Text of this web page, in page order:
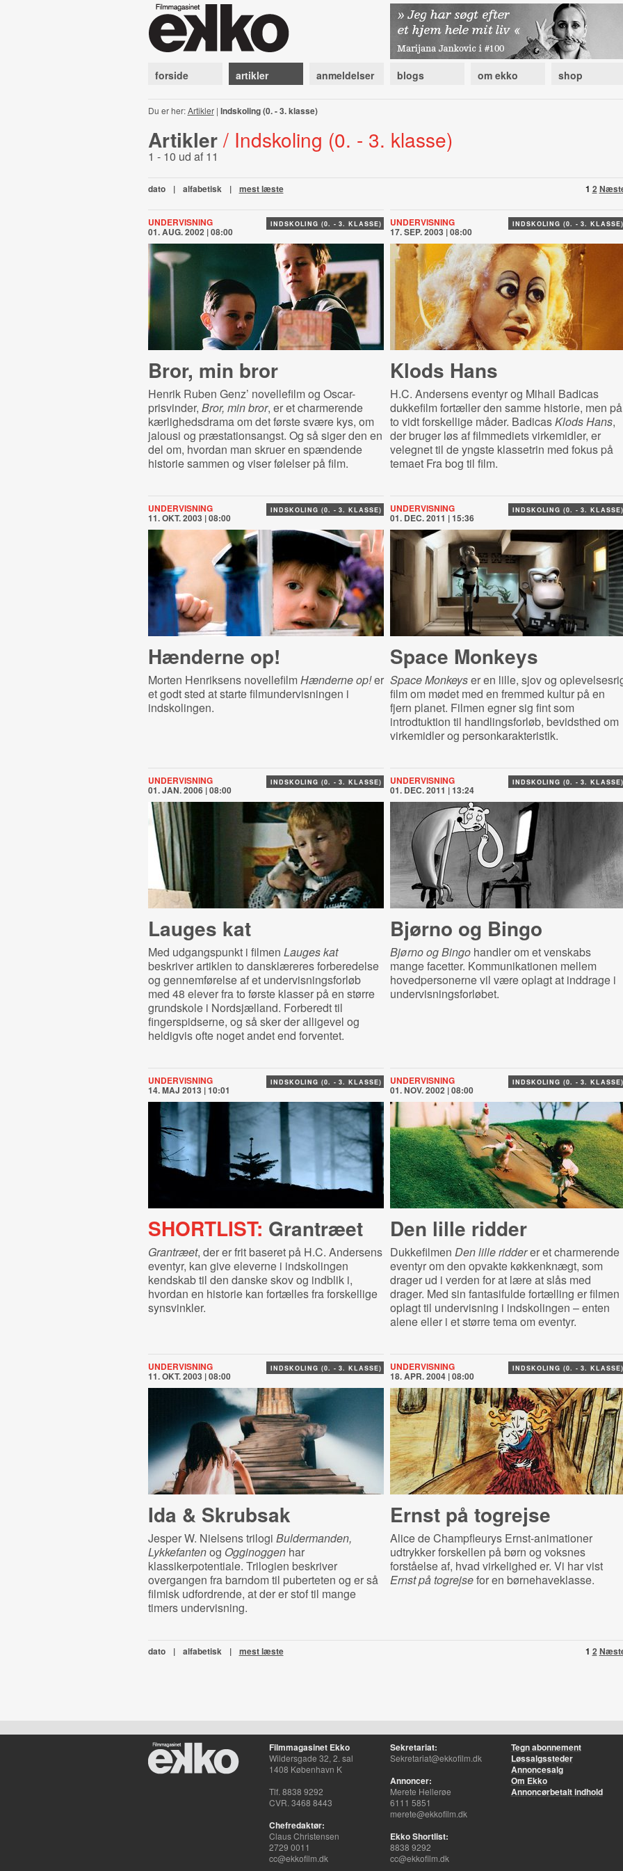
forside artikler anmeldelser blogs om ekko shop
Du er her:Artikler| Indskoling (0. - 3. klasse)
Artikler / Indskoling (0. - 3. klasse)
1 - 10 ud af 11
1 2
dato | alfabetisk | mest læste
INDSKOLING (0. - 3. KLASSE)
UNDERVISNING
01. AUG. 2002 | 08:00
Bror, min bror
Henrik Ruben Genz’ novellefilm og Oscar-
prisvinder, Bror, min bror, er et charmerende
kærlighedsdrama om det første svære kys, om
jalousi og præstationsangst. Og så siger den en
del om, hvordan man skruer en spændende
historie sammen og viser følelser på film.
INDSKOLING (0. - 3. KLASSE)
UNDERVISNING
17. SEP. 2003 | 08:00
Klods Hans
H.C. Andersens eventyr og Mihail Badicas
dukkefilm fortæller den samme historie, men på
to vidt forskellige måder. BadicasKlods Hans,
der bruger løs af filmmediets virkemidler, er
velegnet til de yngste klassetrin med fokus på
temaet Fra bog til film.
INDSKOLING (0. - 3. KLASSE)
UNDERVISNING
11. OKT. 2003 | 08:00
Hænderne op!
Morten Henriksens novellefilmHænderne op!er
et godt sted at starte filmundervisningen i
indskolingen.
INDSKOLING (0. - 3. KLASSE)
UNDERVISNING
01. DEC. 2011 | 15:36
Space Monkeys
Space Monkeyser en lille, sjov og
film om mødet med en fremmed kultur på en
fjern planet. Filmen egner sig fint som
introdtuktion til handlingsforløb, bevidsthed om
virkemidler og personkarakteristik.
INDSKOLING (0. - 3. KLASSE)
UNDERVISNING
01. JAN. 2006 | 08:00
Lauges kat
Med udgangspunkt i filmen Lauges kat
beskriver artiklen to dansklæreres forberedelse
og gennemførelse af et undervisningsforløb
med 48 elever fra to første klasser på en større
grundskole i Nordsjælland. Forberedt til
fingerspidserne, og så sker der alligevel og
heldigvis ofte noget andet end forventet.
INDSKOLING (0. - 3. KLASSE)
UNDERVISNING
01. DEC. 2011 | 13:24
Bjørno og Bingo
Bjørno og Bingohandler om et venskabs
mange facetter. Kommunikationen mellem
hovedpersonerne vil være oplagt at inddrage i
undervisningsforløbet.
INDSKOLING (0. - 3. KLASSE)
UNDERVISNING
14. MAJ 2013 | 10:01
SHORTLIST: Grantræet
Grantræet, der er frit baseret på H.C. Andersens
eventyr, kan give eleverne i indskolingen
kendskab til den danske skov og indblik i,
hvordan en historie kan fortælles fra forskellige
synsvinkler.
INDSKOLING (0. - 3. KLASSE)
UNDERVISNING
01. NOV. 2002 | 08:00
Den lille ridder
Dukkefilmen Den lille ridderer et charmerende
eventyr om den opvakte køkkenknægt, som
drager ud i verden for at lære at slås med
drager. Med sin fantasifulde fortælling er filmen
oplagt til undervisning i indskolingen – enten
alene eller i et større tema om eventyr.
INDSKOLING (0. - 3. KLASSE)
UNDERVISNING
11. OKT. 2003 | 08:00
Ida & Skrubsak
Jesper W. Nielsens trilogi Buldermanden,
Lykkefantenog Ogginoggenhar
klassikerpotentiale. Trilogien beskriver
overgangen fra barndom til puberteten og er så
filmisk udfordrende, at der er stof til mange
timers undervisning.
INDSKOLING (0. - 3. KLASSE)
UNDERVISNING
18. APR. 2004 | 08:00
Ernst på togrejse
Alice de Champfleurys Ernst-animationer
udtrykker forskellen på børn og voksnes
forståelse af, hvad virkelighed er. Vi har vist
Ernst på togrejsefor en børnehaveklasse.
1 2
dato | alfabetisk | mest læste
Filmmagasinet Ekko
Wildersgade 32, 2. sal
1408 København K
Tlf. 8838 9292
CVR. 3468 8443
Chefredaktør:
Claus Christensen
2729 0011
cc@ekkofilm.dk
Sekretariat:
Sekretariat@ekkofilm.dk
Annoncer:
Merete Hellerøe
6111 5851
merete@ekkofilm.dk
Ekko Shortlist:
8838 9292
cc@ekkofilm.dk
Tegn abonnement
Løssalgssteder
Annoncesalg
Om Ekko
Annoncørbetalt indhold